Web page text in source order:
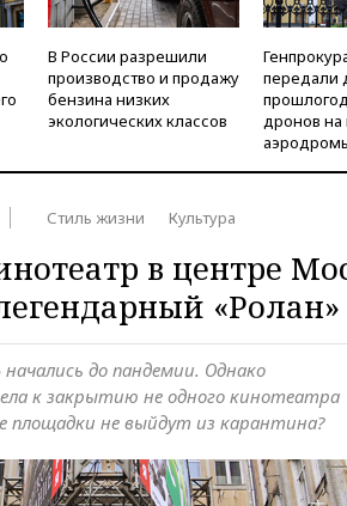
В России разрешили
производство и продажу
бензина низких
экологических классов
передали
дронов на
Стиль жизни Культура
в центре
до пандемии. Однако
к закрытию не одного кинотеатра
площадки не выйдут из карантина?